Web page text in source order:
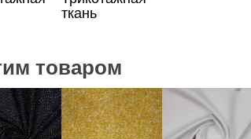
ткань
товаром